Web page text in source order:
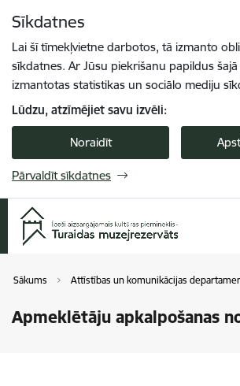
Sīkdatnes
Lai šī tīmekļvietne darbotos, tā izmanto
sīkdatnes. Ar Jūsu piekrišanu papildus
izmantotas statistikas un sociālo mediju
Lūdzu, atzīmējiet savu izvēli:
Noraidīt
Pārvaldīt sīkdatnes
Sākums Attīstības un komunikācijas
Apmeklētāju apkalpošanas